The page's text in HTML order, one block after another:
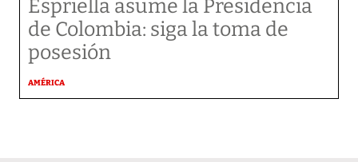
Espriella asume la Presidencia
de Colombia: siga la toma de
posesión
AMÉRICA